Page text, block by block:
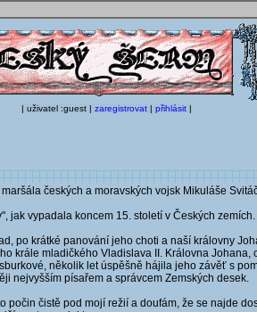
| uživatel :guest | zaregistrovat | přihlásit |
českých a moravských vojsk Mikuláše
jak vypadala koncem 15. století v Českých zemích.
po krátké panování jeho choti a naší královny
krále mladičkého Vladislava II. Královna Johana,
několik let úspěšně hájila jeho závěť s
nejvyšším písařem a správcem Zemských desek.
čistě pod mojí režií a doufám, že se najde